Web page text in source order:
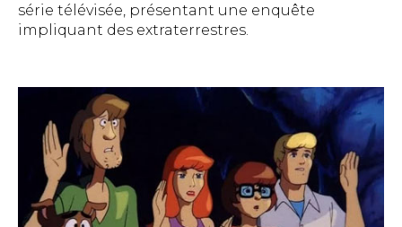
série télévisée, présentant une enquête
impliquant des extraterrestres.